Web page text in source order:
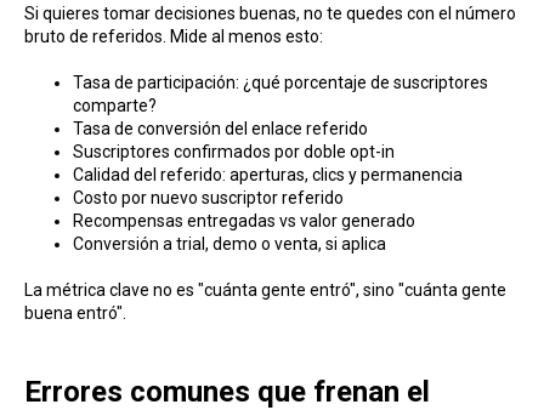
Si quieres tomar decisiones buenas, no te quedes con el número
bruto de referidos. Mide al menos esto:
Tasa de participación: ¿qué porcentaje de suscriptores
comparte?
Tasa de conversión del enlace referido
Suscriptores confirmados por doble opt-in
Calidad del referido: aperturas, clics y permanencia
Costo por nuevo suscriptor referido
Recompensas entregadas vs valor generado
Conversión a trial, demo o venta, si aplica
La métrica clave no es "cuánta gente entró", sino "cuánta gente
buena entró".
Errores comunes que frenan el